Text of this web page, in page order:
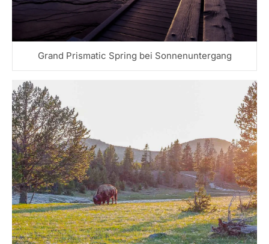
Grand Prismatic Spring bei Sonnenuntergang